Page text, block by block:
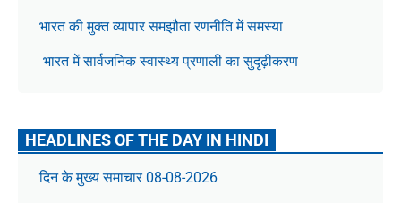
भारत की मुक्त व्यापार समझौता रणनीति में समस्या
भारत में सार्वजनिक स्वास्थ्य प्रणाली का सुदृढ़ीकरण
HEADLINES OF THE DAY IN HINDI
दिन के मुख्य समाचार 08-08-2026